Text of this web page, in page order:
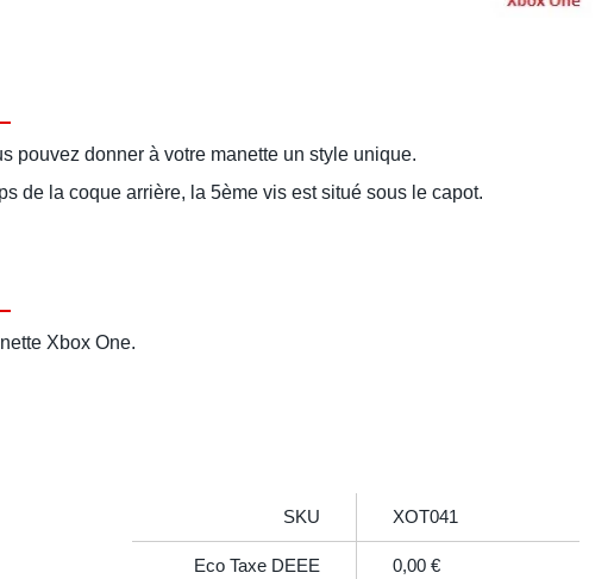
pouvez donner à votre manette un style unique.
de la coque arrière, la 5ème vis est situé sous le capot.
Xbox One.
SKU
XOT041
Eco Taxe DEEE 0,00 €